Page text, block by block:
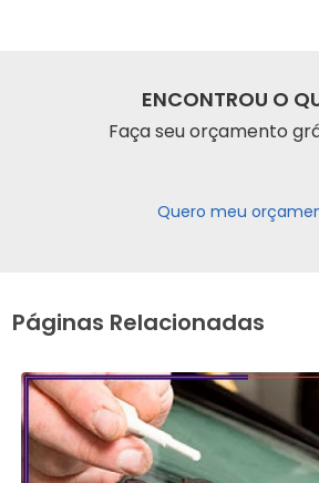
ENCONTROU O
Faça seu orçamento
Quero meu
Páginas Relacionadas